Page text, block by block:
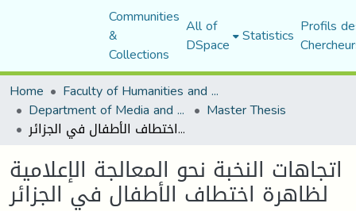
Communities
&
Collections
All of
DSpace Statistics Profils
Home
Faculty of Humanities and Social Sciences
Department of Media and Communication Studies Master Thesis
اتجاهات النخبة نحو المعالجة الإعلامية لظاهرة اختطاف الأطفال في الجزائر
اتجاهات النخبة نحو المعالجة الإعلامية
لظاهرة اختطاف الأطفال في الجزائر